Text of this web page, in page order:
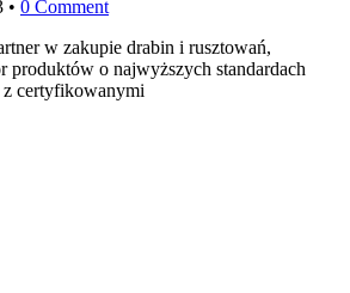
• 0 Comment
w zakupie drabin i rusztowań,
produktów o najwyższych standardach
z certyfikowanymi